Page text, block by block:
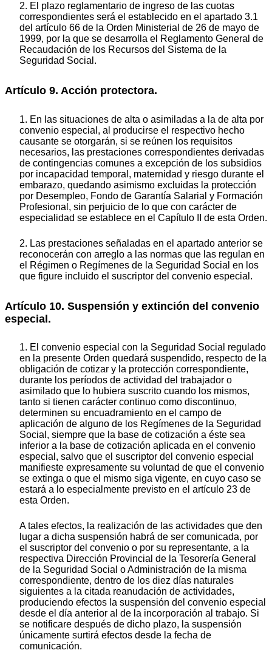
2. El plazo reglamentario de ingreso de las cuotas
correspondientes será el establecido en el apartado 3.1
del artículo 66 de la Orden Ministerial de 26 de mayo de
1999, por la que se desarrolla el Reglamento General de
Recaudación de los Recursos del Sistema de la
Seguridad Social.
Artículo 9. Acción protectora.
1. En las situaciones de alta o asimiladas a la de alta por
convenio especial, al producirse el respectivo hecho
causante se otorgarán, si se reúnen los requisitos
necesarios, las prestaciones correspondientes derivadas
de contingencias comunes a excepción de los subsidios
por incapacidad temporal, maternidad y riesgo durante el
embarazo, quedando asimismo excluidas la protección
por Desempleo, Fondo de Garantía Salarial y Formación
Profesional, sin perjuicio de lo que con carácter de
especialidad se establece en el Capítulo II de esta Orden.
2. Las prestaciones señaladas en el apartado anterior se
reconocerán con arreglo a las normas que las regulan en
el Régimen o Regímenes de la Seguridad Social en los
que figure incluido el suscriptor del convenio especial.
Artículo 10. Suspensión y extinción del convenio
especial.
1. El convenio especial con la Seguridad Social regulado
en la presente Orden quedará suspendido, respecto de la
obligación de cotizar y la protección correspondiente,
durante los períodos de actividad del trabajador o
asimilado que lo hubiera suscrito cuando los mismos,
tanto si tienen carácter continuo como discontinuo,
determinen su encuadramiento en el campo de
aplicación de alguno de los Regímenes de la Seguridad
Social, siempre que la base de cotización a éste sea
inferior a la base de cotización aplicada en el convenio
especial, salvo que el suscriptor del convenio especial
manifieste expresamente su voluntad de que el convenio
se extinga o que el mismo siga vigente, en cuyo caso se
estará a lo especialmente previsto en el artículo 23 de
esta Orden.
A tales efectos, la realización de las actividades que den
lugar a dicha suspensión habrá de ser comunicada, por
el suscriptor del convenio o por su representante, a la
respectiva Dirección Provincial de la Tesorería General
de la Seguridad Social o Administración de la misma
correspondiente, dentro de los diez días naturales
siguientes a la citada reanudación de actividades,
produciendo efectos la suspensión del convenio especial
desde el día anterior al de la incorporación al trabajo. Si
se notificare después de dicho plazo, la suspensión
únicamente surtirá efectos desde la fecha de
comunicación.